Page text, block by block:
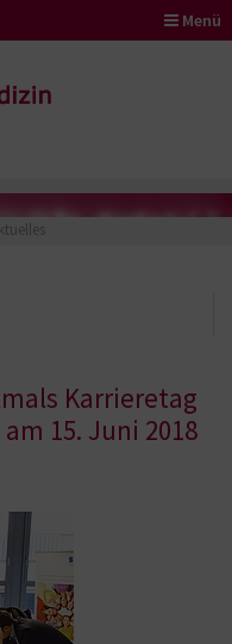
Menü
Karrieretag
15. Juni 2018